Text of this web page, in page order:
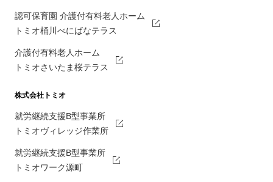
認可保育園 介護付有料老人ホーム
トミオ桶川べにばなテラス
介護付有料老人ホーム
トミオさいたま桜テラス
株式会社トミオ
就労継続支援B型事業所
トミオヴィレッジ作業所
就労継続支援B型事業所
トミオワーク源町